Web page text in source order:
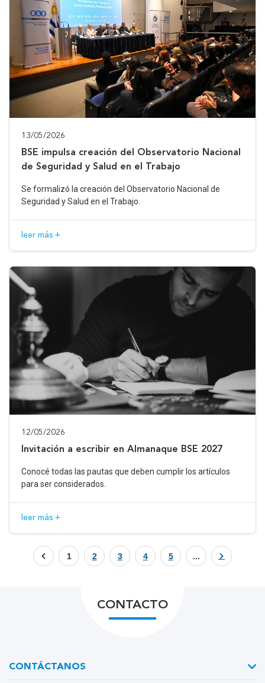
13/05/2026
BSE impulsa creación del Observatorio Nacional
de Seguridad y Salud en el Trabajo
Se formalizó la creación del Observatorio Nacional de
Seguridad y Salud en el Trabajo.
leer más +
12/05/2026
Invitación a escribir en Almanaque BSE 2027
Conocé todas las pautas que deben cumplir los artículos
para ser considerados.
leer más +
1 2 3 4 5 ...
CONTACTO
CONTÁCTANOS